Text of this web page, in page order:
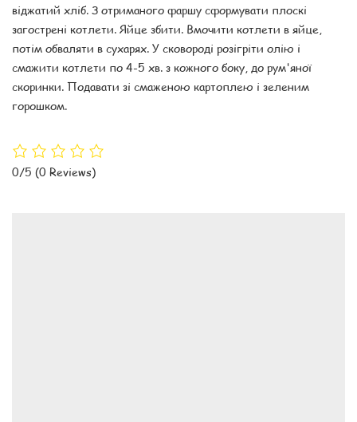
віджатий хліб. З отриманого фаршу сформувати плоскі
загострені котлети. Яйце збити. Вмочити котлети в яйце,
потім обваляти в сухарях. У сковороді розігріти олію і
смажити котлети по 4-5 хв. з кожного боку, до рум'яної
скоринки. Подавати зі смаженою картоплею і зеленим
горошком.
0/5 (0 Reviews)